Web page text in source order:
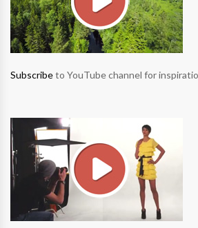
Subscribeto YouTube channel for